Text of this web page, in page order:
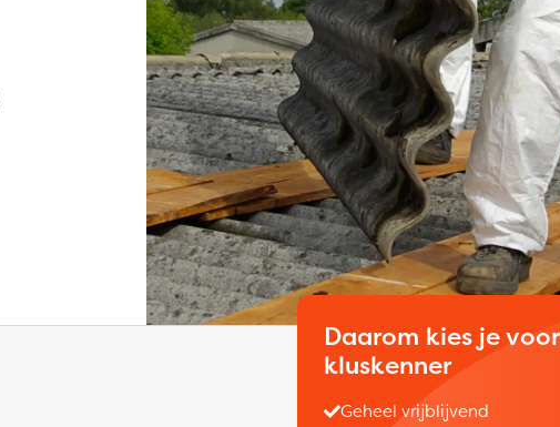
Daarom kies je voor
kluskenner
Geheel vrijblijvend